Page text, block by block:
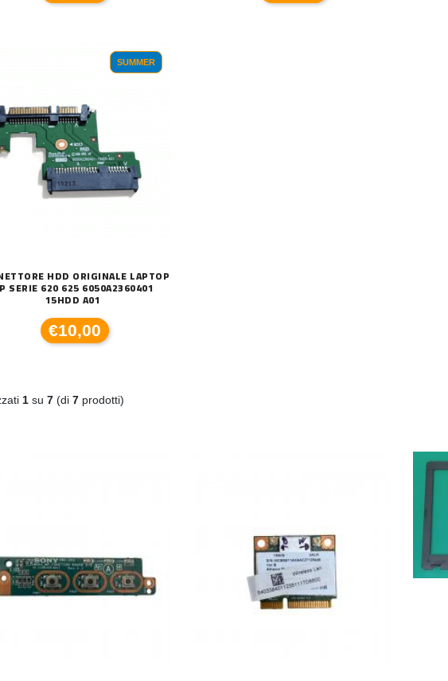
COMPATIBILE BROTHER
SUMMER
HDD ORIGINALE LAPTOP
SERIE 620 625 6050A2360401
15HDD A01
€10,00
1 su 7 (di 7 prodotti)